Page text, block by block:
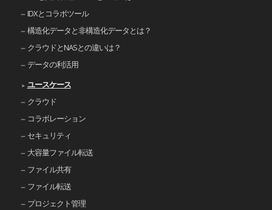
IDXとコラボツール
構造化データと非構造化データとは？
クラウドとNASとの違いは？
データの利活用
ユースケース
クラウド
コラボレーション
セキュリティ
大容量ファイル転送
ファイル共有
ファイル転送
プロジェクト管理